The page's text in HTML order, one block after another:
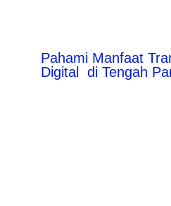
Pahami Manfaat
Digital di Tengah